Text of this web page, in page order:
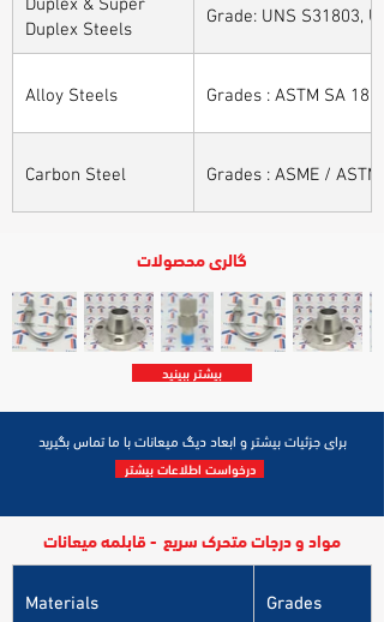
Duplex Steels
Grade: UNS S31803,
Alloy Steels Grades : ASTM SA
Carbon Steel Grades : ASME /
گالری محصولات
بیشتر ببینید
برای جزئیات بیشتر و ابعاد دیگ میعانات با ما تماس بگیرید
درخواست اطلاعات بیشتر
مواد و درجات متحرک سریع - قابلمه میعانات
Materials Grades